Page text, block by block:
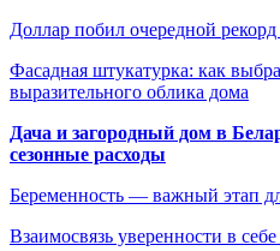
Доллар побил очередной
Фасадная штукатурка: как
выразительного облика дома
Дача и загородный дом в
сезонные расходы
Беременность — важный этап
Взаимосвязь уверенности в